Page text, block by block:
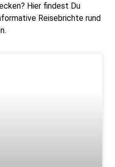
Hier findest Du
Reisebrichte rund